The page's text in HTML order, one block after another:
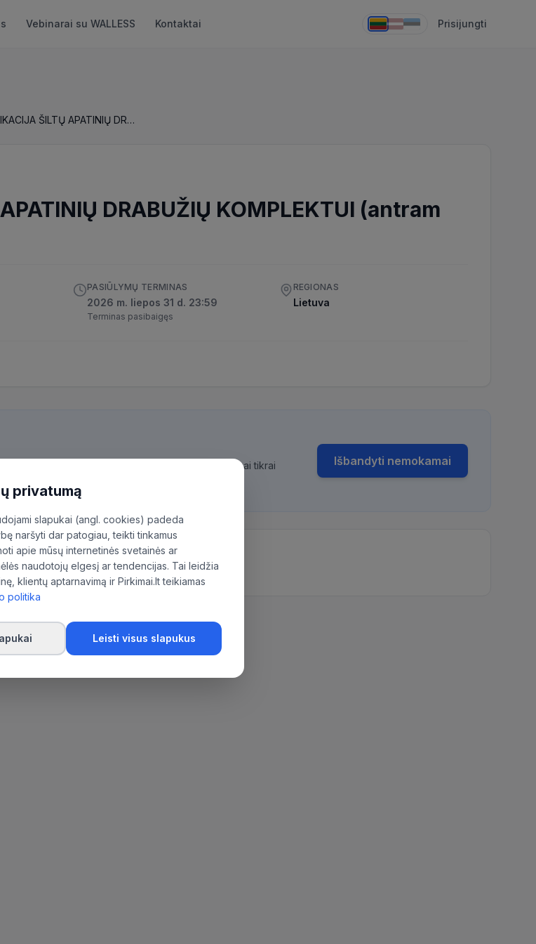
Vebinarai su WALLESS Kontaktai Prisijungti
TECHNINĖ SPECIFIKACIJA ŠILTŲ APATINIŲ DRABUŽIŲ KOMPLEKTUI (antram sluoksniui)
DRABUŽIŲ KOMPLEKTUI (antram
PASIŪLYMŲ TERMINAS
2026 m. liepos 31 d. 23:59
Terminas pasibaigęs
REGIONAS
Lietuva
35,96% BVPŽ kodų, kad aktualūs skelbimai tikrai
Išbandyti nemokamai
privatumą
slapukai (angl. cookies) padeda
naršyti dar patogiau, teikti tinkamus
apie mūsų internetinės svetainės ar
naudotojų elgesį ar tendencijas. Tai leidžia
klientų aptarnavimą ir Pirkimai.lt teikiamas
politika
Leisti visus slapukus